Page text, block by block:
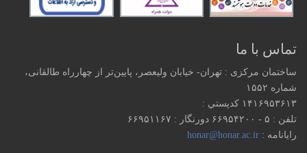
تماس با ما
ساختمان مرکزی : تهران- خیابان ولیعصر، پایین‌تر از چهارراه طالقانی،
شماره ۱۵۵۲
۱۴۱۶۹۵۳۶۱۳ كدپستي :
تلفن : ۵ - ۶۶۹۵۴۲۰۰ دورنگار : ۶۶۹۵۱۱۶۷
رایانامه :honar@honar.ac.ir